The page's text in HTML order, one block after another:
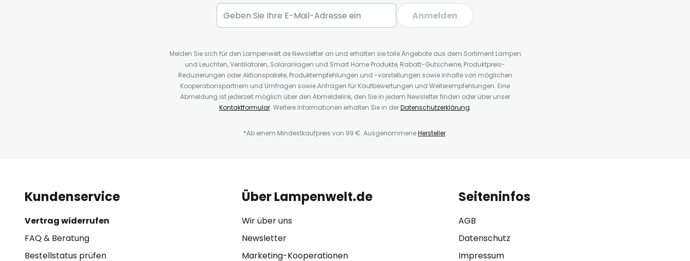
Anmelden
Melden Sie sich für den Lampenwelt.de Newsletter an und erhalten sie tolle Angebote aus dem Sortiment Lampen
und Leuchten, Ventilatoren, Solaranlagen und Smart Home Produkte, Rabatt-Gutscheine, Produktpreis-
Reduzierungen oder Aktionspakete, Produktempfehlungen und -vorstellungen sowie Inhalte von möglichen
Kooperationspartnern und Umfragen sowie Anfragen für Kaufbewertungen und Weiterempfehlungen. Eine
Abmeldung ist jederzeit möglich über den Abmeldelink, den Sie in jedem Newsletter finden oder über unser
Kontaktformular. Weitere Informationen erhalten Sie in derDatenschutzerklärung.
*Ab einem Mindestkaufpreis von 99 €. AusgenommeneHersteller.
Kundenservice
Vertrag widerrufen
FAQ & Beratung
Bestellstatus prüfen
Über Lampenwelt.de
Wir über uns
Newsletter
Marketing-Kooperationen
Seiteninfos
AGB
Datenschutz
Impressum